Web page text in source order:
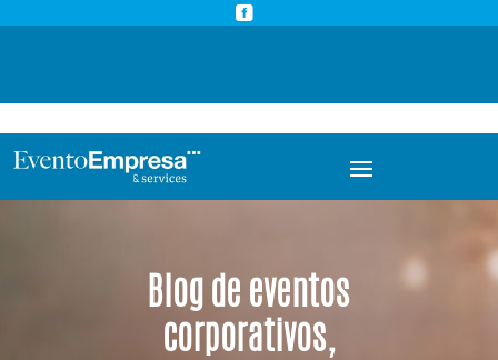

Blog de eventos
corporativos,